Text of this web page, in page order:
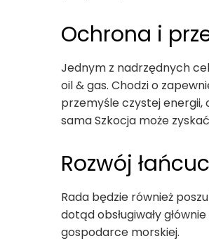
Ochrona i
Jednym z nadrzędnych
oil & gas. Chodzi o
przemyśle czystej energii,
sama Szkocja może
Rozwój
Rada będzie również
dotąd obsługiwały
gospodarce morskiej.